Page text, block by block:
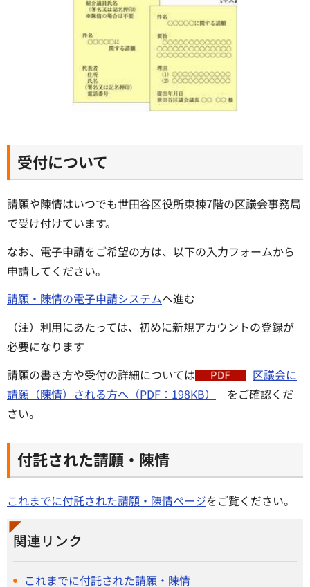
受付について
請願や陳情はいつでも世田谷区役所東棟7階の区議会事務局
で受け付けています。
なお、電子申請をご希望の方は、以下の入力フォームから
申請してください。
請願・陳情の電子申請システムへ進む
（注）利用にあたっては、初めに新規アカウントの登録が
必要になります
請願の書き方や受付の詳細については
区議会に
請願（陳情）される方へ（PDF：198KB）
をご確認くだ
さい。
付託された請願・陳情
これまでに付託された請願・陳情ページをご覧ください。
関連リンク
これまでに付託された請願・陳情